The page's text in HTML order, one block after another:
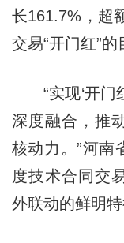
长161.7%，超
交易“开门红”的
“实现‘开门
深度融合，推
核动力。”河南
度技术合同交
外联动的鲜明特